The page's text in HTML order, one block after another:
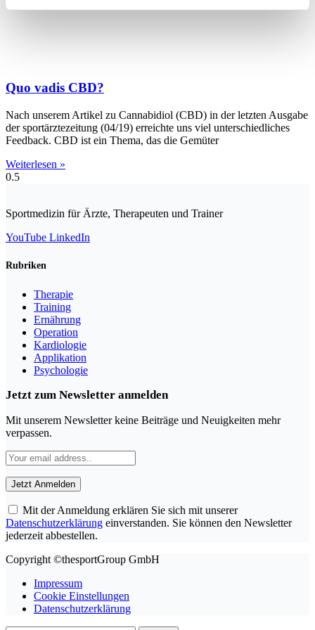
Quo vadis CBD?
Nach unserem Artikel zu Cannabidiol (CBD) in der letzten Ausgabe
der sportärztezeitung (04/19) erreichte uns viel unterschiedliches
Feedback. CBD ist ein Thema, das die Gemüter
Weiterlesen »
Sportmedizin für Ärzte, Therapeuten und Trainer
YouTube LinkedIn
Rubriken
Therapie
Training
Ernährung
Operation
Kardiologie
Applikation
Psychologie
Jetzt zum Newsletter anmelden
Mit unserem Newsletter keine Beiträge und Neuigkeiten mehr
verpassen.
Mit der Anmeldung erklären Sie sich mit unserer
Datenschutzerklärung einverstanden. Sie können den Newsletter
jederzeit abbestellen.
Copyright ©thesportGroup GmbH
Impressum
Cookie Einstellungen
Datenschutzerklärung